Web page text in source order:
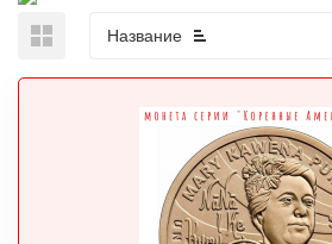
Название